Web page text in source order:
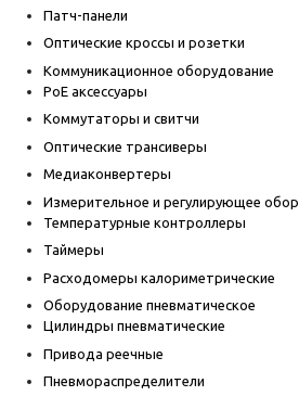
Патч-панели
Оптические кроссы и розетки
Коммуникационное оборудование
PoE аксессуары
Коммутаторы и свитчи
Оптические трансиверы
Медиаконвертеры
Измерительное и регулирующее
Температурные контроллеры
Таймеры
Расходомеры калориметрические
Оборудование пневматическое
Цилиндры пневматические
Привода реечные
Пневмораспределители